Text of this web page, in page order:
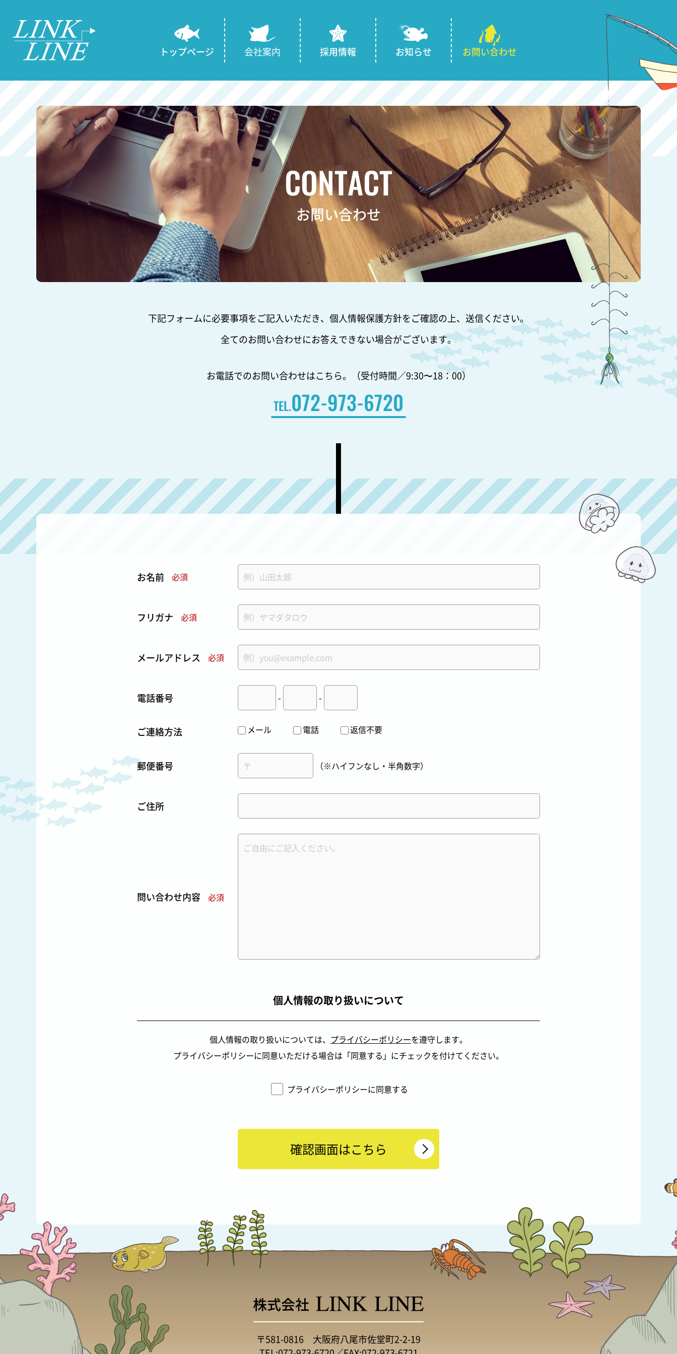
トップページ 会社案内 採用情報 お知らせ お問い合わせ
CONTACT
お問い合わせ
下記フォームに必要事項をご記入いただき、個人情報保護方針をご確認の上、送信ください。
全てのお問い合わせにお答えできない場合がございます。
お電話でのお問い合わせはこちら。 （受付時間／9:30〜18：00）
TEL.072-973-6720
お名前 必須
フリガナ 必須
メールアドレス 必須
電話番号 - -
ご連絡方法 メール 電話 返信不要
郵便番号 （※ハイフンなし・半角数字）
ご住所
問い合わせ内容 必須
個人情報の取り扱いについて
個人情報の取り扱いについては、 プライバシーポリシーを遵守します。
プライバシーポリシーに同意いただける場合は「同意する」にチェックを付けてください。
プライバシーポリシーに同意する
〒581-0816 大阪府八尾市佐堂町2-2-19